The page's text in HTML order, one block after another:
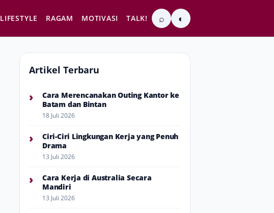
LIFESTYLE RAGAM MOTIVASI TALK! ⌕ ◐
Artikel Terbaru
›
Cara Merencanakan Outing Kantor ke
Batam dan Bintan
18 Juli 2026
›
Ciri-Ciri Lingkungan Kerja yang Penuh
Drama
13 Juli 2026
›
Cara Kerja di Australia Secara
Mandiri
13 Juli 2026